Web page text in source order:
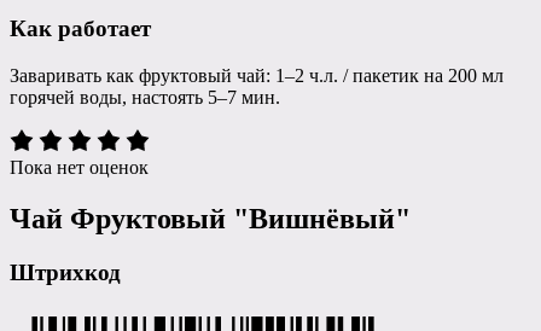
Как работает
Заваривать как фруктовый чай: 1–2 ч.л. / пакетик на 200 мл
горячей воды, настоять 5–7 мин.
Пока нет оценок
Чай Фруктовый "Вишнёвый"
Штрихкод